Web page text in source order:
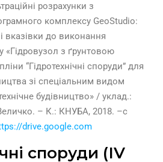
розрахунки з
комплексу GeoStudio:
вказівки до виконання
«Гідровузол з ґрунтовою
“Гідротехнічні споруди” для
зі спеціальним видом
будівництво» / уклад.:
– К.: КНУБА, 2018. –с
drive.google.com
споруди (ІV